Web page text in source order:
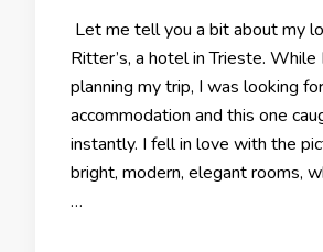
Let me tell you a bit about my
Ritter’s, a hotel in Trieste. While
planning my trip, I was looking
accommodation and this one
instantly. I fell in love with the
bright, modern, elegant rooms,
…